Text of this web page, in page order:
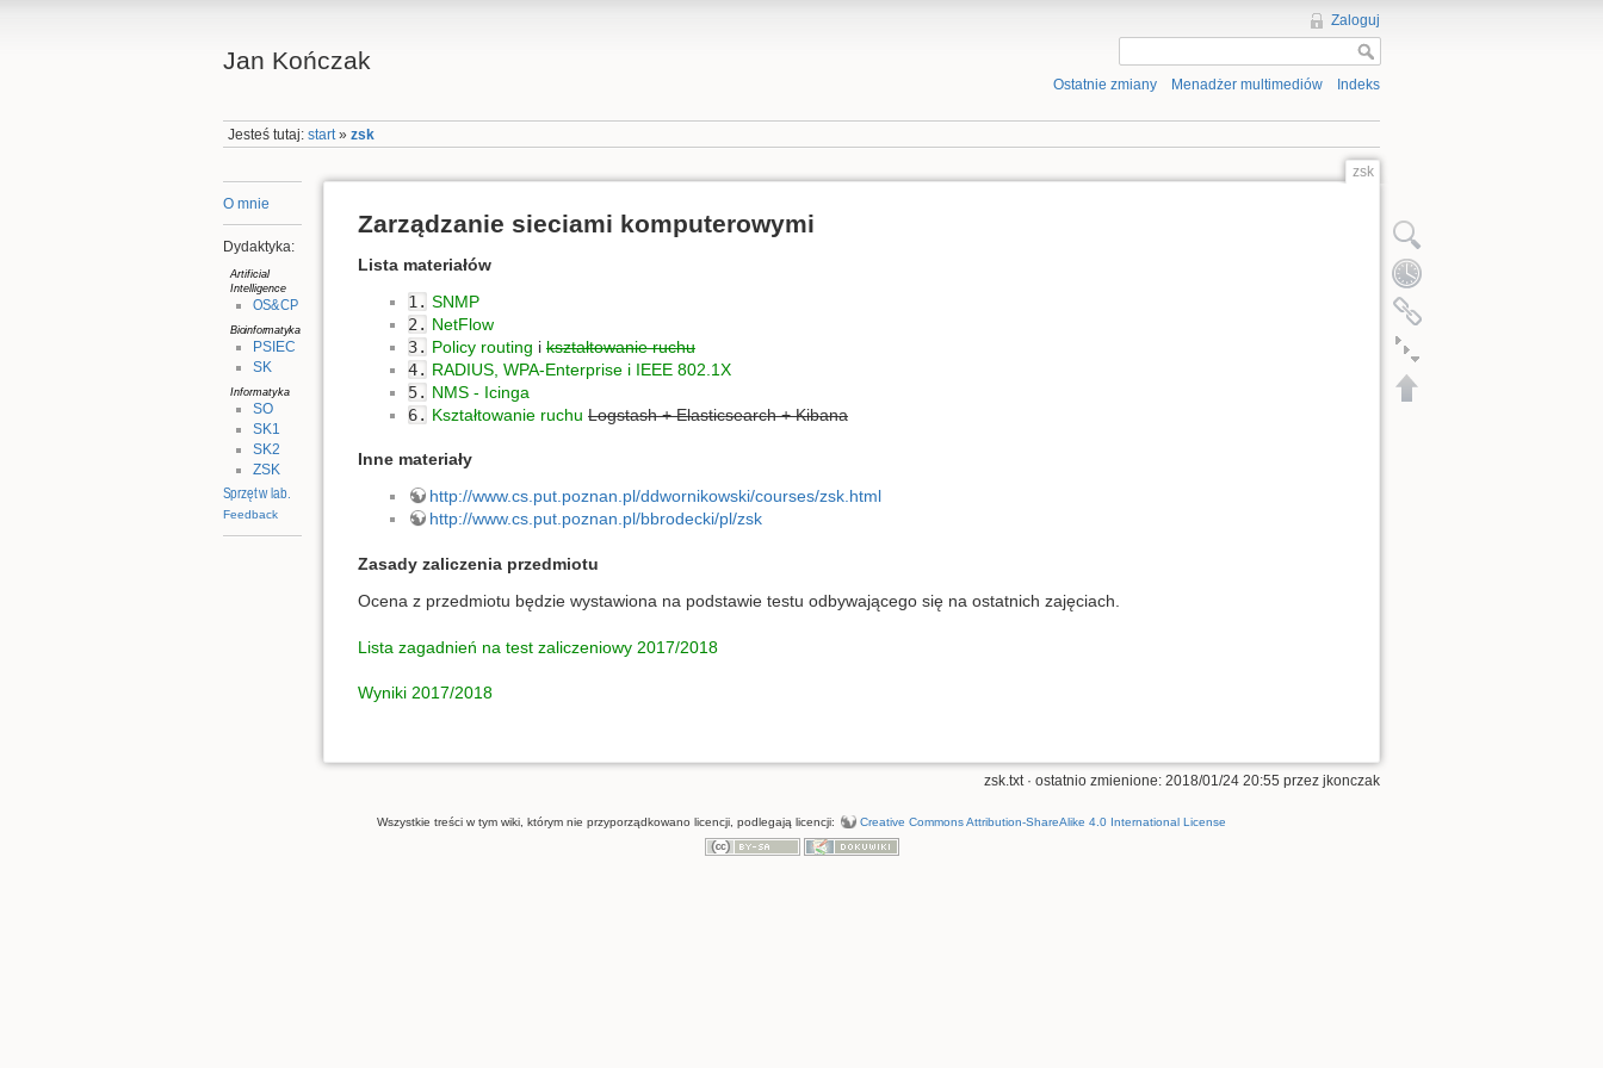
Jan Kończak
Zaloguj
Ostatnie zmiany Menadżer multimediów Indeks
Jesteś tutaj:start »zsk
O mnie
Dydaktyka:
Artificial
Intelligence
OS&CP
Bioinformatyka
PSIEC
SK
Informatyka
SO
SK1
SK2
ZSK
Sprzęt w lab.
Feedback
zsk
Zarządzanie sieciami komputerowymi
Lista materiałów
1. SNMP
2. NetFlow
3. Policy routing i kształtowanie ruchu
4. RADIUS, WPA-Enterprise i IEEE 802.1X
5. NMS - Icinga
6. Kształtowanie ruchu Logstash + Elasticsearch + Kibana
Inne materiały
http://www.cs.put.poznan.pl/ddwornikowski/courses/zsk.html
http://www.cs.put.poznan.pl/bbrodecki/pl/zsk
Zasady zaliczenia przedmiotu
Ocena z przedmiotu będzie wystawiona na podstawie testu odbywającego się na ostatnich zajęciach.
Lista zagadnień na test zaliczeniowy 2017/2018
Wyniki 2017/2018
zsk.txt · ostatnio zmienione: 2018/01/24 20:55 przez jkonczak
Wszystkie treści w tym wiki, którym nie przyporządkowano licencji, podlegają licencji: Creative Commons Attribution-ShareAlike 4.0 International License